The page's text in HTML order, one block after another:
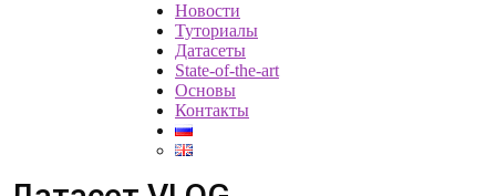
Новости
Туториалы
Датасеты
State-of-the-art
Основы
Контакты